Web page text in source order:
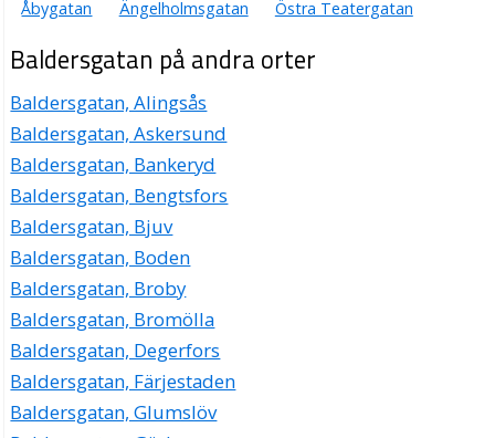
Åbygatan
Ängelholmsgatan Östra Teatergatan
Baldersgatan på andra orter
Baldersgatan, Alingsås
Baldersgatan, Askersund
Baldersgatan, Bankeryd
Baldersgatan, Bengtsfors
Baldersgatan, Bjuv
Baldersgatan, Boden
Baldersgatan, Broby
Baldersgatan, Bromölla
Baldersgatan, Degerfors
Baldersgatan, Färjestaden
Baldersgatan, Glumslöv